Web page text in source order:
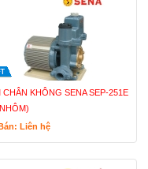
CHÂN KHÔNG SENA SEP-251E
Liên hệ